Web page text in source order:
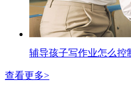
辅导孩子写作业怎么控
查看更多>